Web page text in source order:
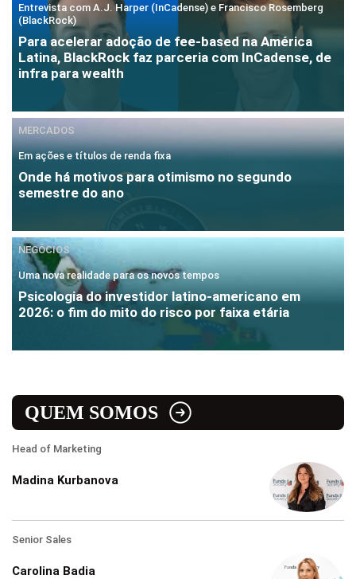
Entrevista com A.J. Harper (InCadense) e Francisco Rosemberg
(BlackRock)
Para acelerar adoção de fee-based na América
Latina, BlackRock faz parceria com InCadense, de
infra para wealth
MERCADOS
Em ações e títulos de renda fixa
Onde há motivos para otimismo no segundo
semestre do ano
NEGÓCIOS
Uma nova realidade para os novos tempos
Psicologia do investidor latino-americano em
2026: o fim do mito do risco por faixa etária
QUEM SOMOS
Head of Marketing
Madina Kurbanova
Senior Sales
Carolina Badia